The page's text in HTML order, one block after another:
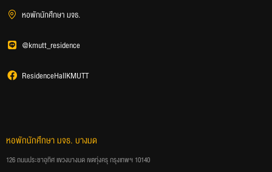
หอพักนักศึกษา มจธ.
@kmutt_residence
ResidenceHallKMUTT
หอพักนักศึกษา มจธ. บางมด
126 ถนนประชาอุทิศ แขวงบางมด เขตทุ่งครุ กรุงเทพฯ 10140